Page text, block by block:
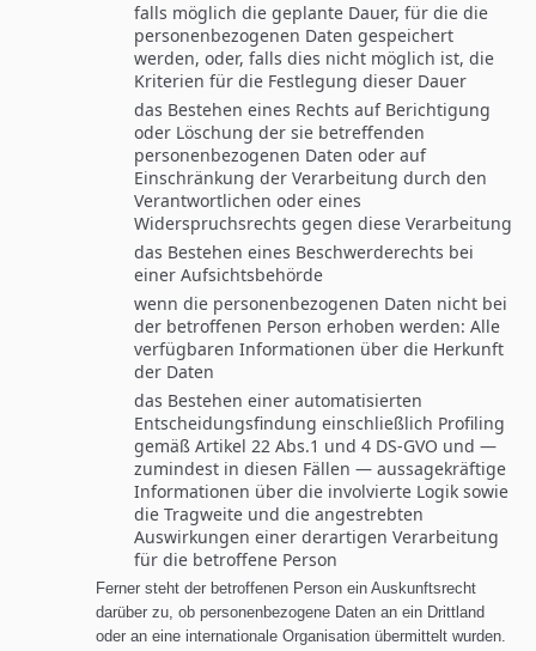
falls möglich die geplante Dauer, für die die
personenbezogenen Daten gespeichert
werden, oder, falls dies nicht möglich ist, die
Kriterien für die Festlegung dieser Dauer
das Bestehen eines Rechts auf Berichtigung
oder Löschung der sie betreffenden
personenbezogenen Daten oder auf
Einschränkung der Verarbeitung durch den
Verantwortlichen oder eines
Widerspruchsrechts gegen diese Verarbeitung
das Bestehen eines Beschwerderechts bei
einer Aufsichtsbehörde
wenn die personenbezogenen Daten nicht bei
der betroffenen Person erhoben werden: Alle
verfügbaren Informationen über die Herkunft
der Daten
das Bestehen einer automatisierten
Entscheidungsfindung einschließlich Profiling
gemäß Artikel 22 Abs.1 und 4 DS-GVO und —
zumindest in diesen Fällen — aussagekräftige
Informationen über die involvierte Logik sowie
die Tragweite und die angestrebten
Auswirkungen einer derartigen Verarbeitung
für die betroffene Person
Ferner steht der betroffenen Person ein Auskunftsrecht
darüber zu, ob personenbezogene Daten an ein Drittland
oder an eine internationale Organisation übermittelt wurden.